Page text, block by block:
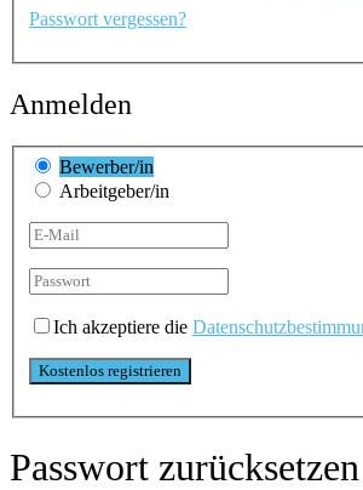
Passwort vergessen?
Anmelden
Bewerber/in
Arbeitgeber/in
Ich akzeptiere die
Passwort zurücksetzen